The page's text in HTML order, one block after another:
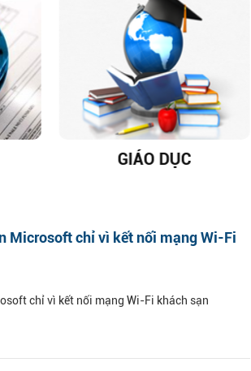
GIÁO DỤC
Microsoft chỉ vì kết nối mạng Wi-Fi
chỉ vì kết nối mạng Wi-Fi khách sạn